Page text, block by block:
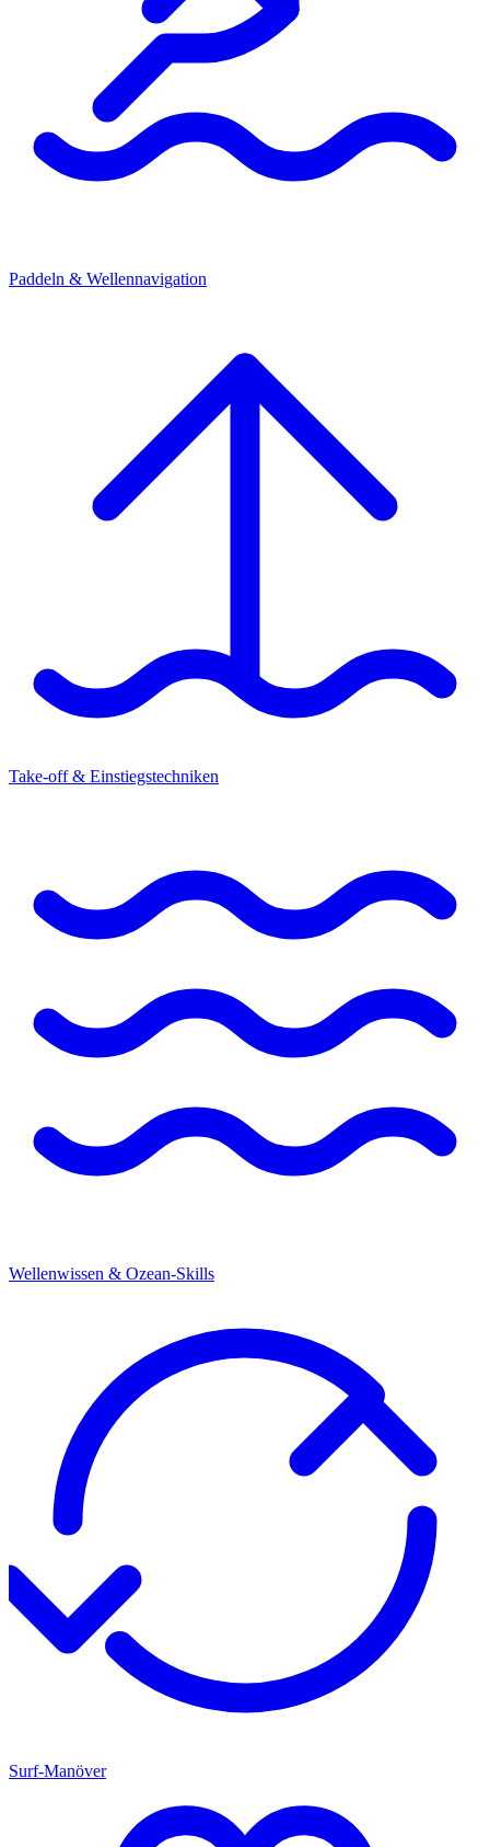
Paddeln & Wellennavigation
Take-off & Einstiegstechniken
Wellenwissen & Ozean-Skills
Surf-Manöver